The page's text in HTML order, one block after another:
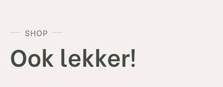
SHOP
Ook lekker!